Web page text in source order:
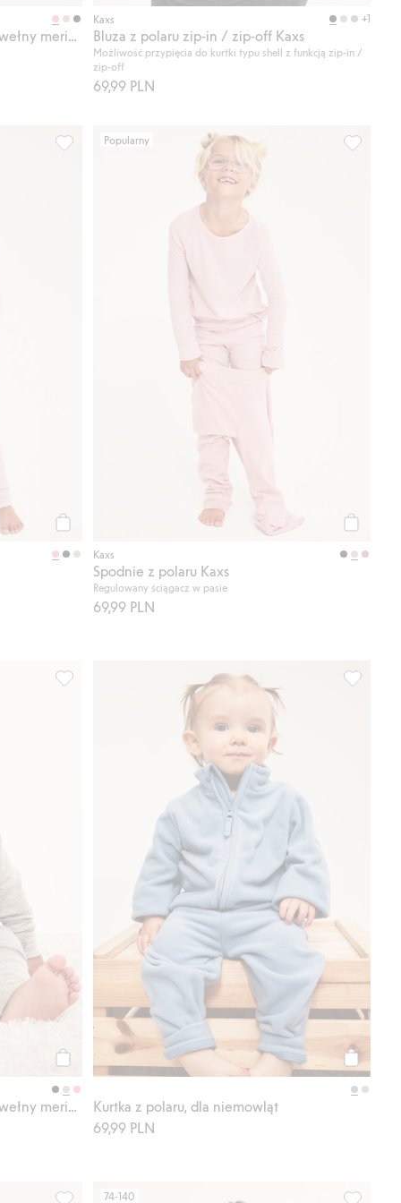
Koszulka z długimi rękawami, z wełny merino, Kaxs
Kaxs +1
Bluza z polaru zip-in / zip-off Kaxs
Możliwość przypięcia do kurtki typu shell z funkcją zip-in /
zip-off
69,99 PLN
Kalesony z wełny merino, Kaxs, Dodaj do listy ulubione
Popularny
Kaxs
Spodnie z polaru Kaxs
Regulowany ściągacz w pasie
69,99 PLN
Kaxs, Dodaj do listy ulubione
Kup
Koszulka z długimi rękawami, z wełny merino, Kaxs
Koszulka z długimi rękawami, z wełny merino, Kaxs,
Kup
Kurtka z polaru, dla niemowląt
69,99 PLN
74-140